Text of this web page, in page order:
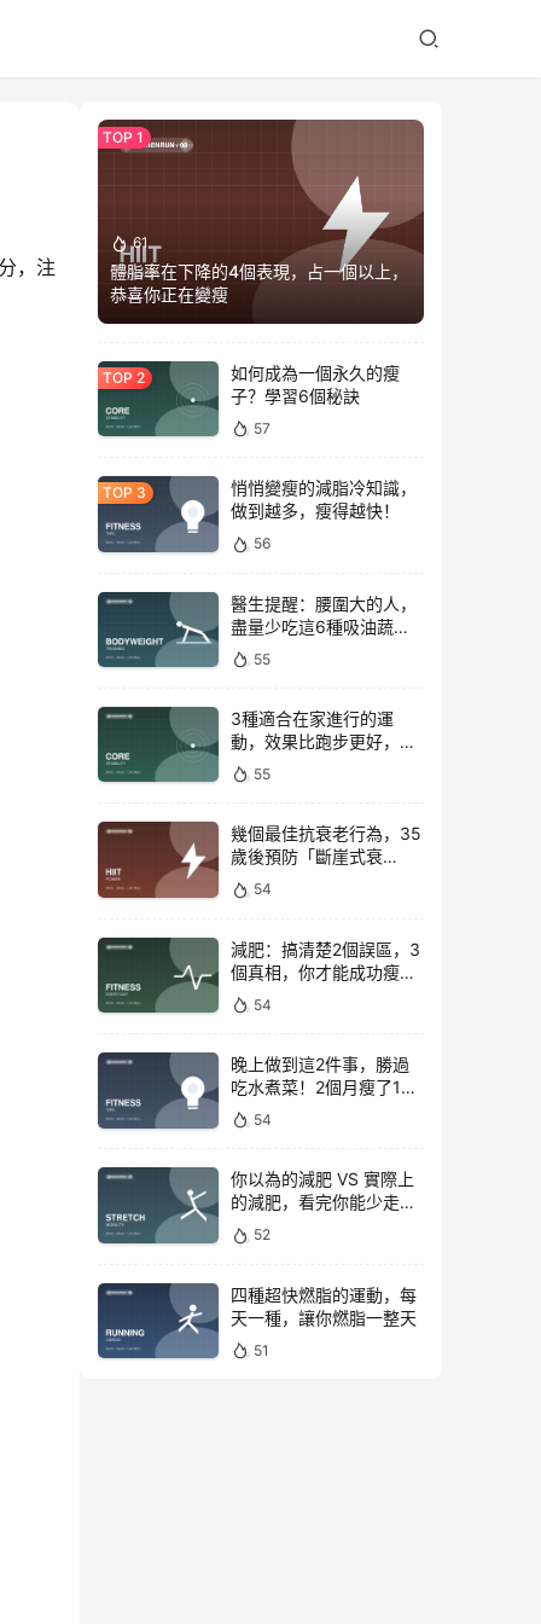
，注
61
體脂率在下降的4個表現，占一個以上，
恭喜你正在變瘦
如何成為一個永久的瘦
子？學習6個秘訣
57
悄悄變瘦的減脂冷知識，
做到越多，瘦得越快！
56
醫生提醒：腰圍大的人，
盡量少吃這6種吸油蔬
菜！55
3種適合在家進行的運
動，效果比跑步更好，是
公認的脂肪殺手！
55
幾個最佳抗衰老行為，35
歲後預防「斷崖式衰
老」！
54
減肥：搞清楚2個誤區，3
個真相，你才能成功瘦下
來！54
晚上做到這2件事，勝過
吃水煮菜！2個月瘦了15
斤，腰圍下降6cm
54
你以為的減肥 VS 實際上
的減肥，看完你能少走彎
路
52
四種超快燃脂的運動，每
天一種，讓你燃脂一整天
51